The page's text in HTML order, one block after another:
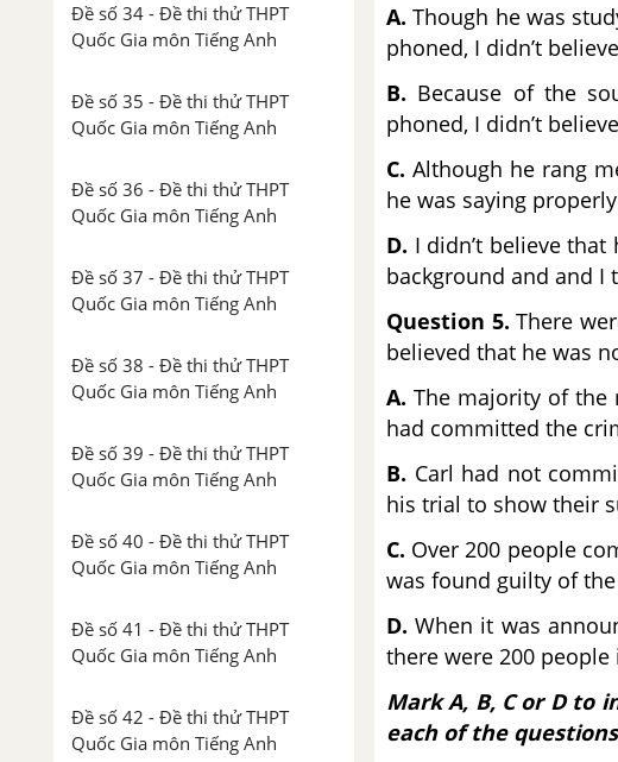
Đề số 34 - Đề thi thử THPT
Quốc Gia môn Tiếng Anh
Đề số 35 - Đề thi thử THPT
Quốc Gia môn Tiếng Anh
Đề số 36 - Đề thi thử THPT
Quốc Gia môn Tiếng Anh
Đề số 37 - Đề thi thử THPT
Quốc Gia môn Tiếng Anh
Đề số 38 - Đề thi thử THPT
Quốc Gia môn Tiếng Anh
Đề số 39 - Đề thi thử THPT
Quốc Gia môn Tiếng Anh
Đề số 40 - Đề thi thử THPT
Quốc Gia môn Tiếng Anh
Đề số 41 - Đề thi thử THPT
Quốc Gia môn Tiếng Anh
Đề số 42 - Đề thi thử THPT
Quốc Gia môn Tiếng Anh
A. Though he was
phoned, I didn’t
B. Because of the
phoned, I didn’t
C. Although he rang
he was saying
D. I didn’t believe
background and and
Question 5.There
believed that he was
A. The majority of the
had committed the
B. Carl had not
his trial to show their
C. Over 200 people
was found guilty of
D. When it was
there were 200
Mark A, B, C or D to
each of the